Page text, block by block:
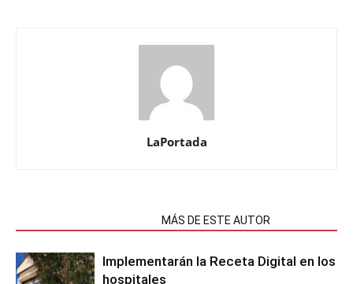
LaPortada
MÁS DE ESTE AUTOR
Implementarán la Receta Digital en los
hospitales